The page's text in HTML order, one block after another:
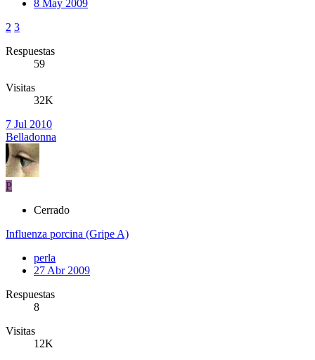
8 May 2009
2 3
Respuestas
59
Visitas
32K
7 Jul 2010
Belladonna
P
Cerrado
Influenza porcina (Gripe A)
perla
27 Abr 2009
Respuestas
8
Visitas
12K